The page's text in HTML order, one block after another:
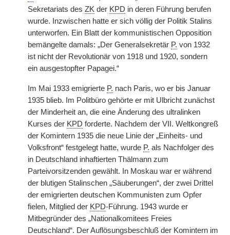
Sekretariats des ZK der KPD in deren Führung berufen
wurde. Inzwischen hatte er sich völlig der Politik Stalins
unterworfen. Ein Blatt der kommunistischen Opposition
bemängelte damals: „Der Generalsekretär P. von 1932
ist nicht der Revolutionär von 1918 und 1920, sondern
ein ausgestopfter Papagei.“
Im Mai 1933 emigrierte P. nach Paris, wo er bis Januar
1935 blieb. Im Politbüro gehörte er mit Ulbricht zunächst
der Minderheit an, die eine Änderung des ultralinken
Kurses der KPD forderte. Nachdem der VII. Weltkongreß
der Komintern 1935 die neue Linie der „Einheits- und
Volksfront“ festgelegt hatte, wurde P. als Nachfolger des
in Deutschland inhaftierten Thälmann zum
Parteivorsitzenden gewählt. In Moskau war er während
der blutigen Stalinschen „Säuberungen“, der zwei Drittel
der emigrierten deutschen Kommunisten zum Opfer
fielen, Mitglied der KPD-Führung. 1943 wurde er
Mitbegründer des „Nationalkomitees Freies
Deutschland“. Der Auflösungsbeschluß der Komintern im